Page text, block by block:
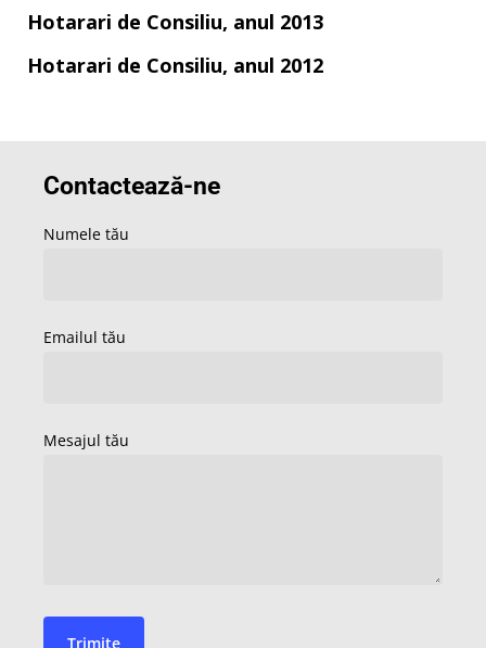
Hotarari de Consiliu, anul 2013
Hotarari de Consiliu, anul 2012